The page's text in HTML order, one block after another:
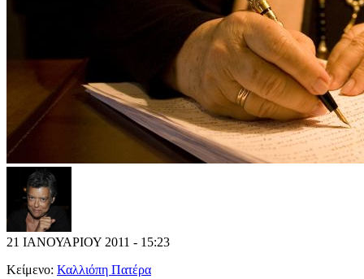
21 ΙΑΝΟΥΑΡΙΟΥ 2011 - 15:23
Κείμενο: Καλλιόπη Πατέρα